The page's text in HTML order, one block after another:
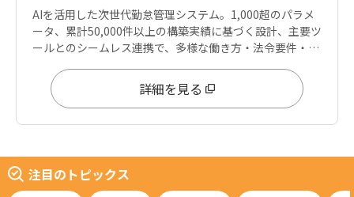
AIを活用した次世代勤怠管理システム。1,000超のパラメ
ータ、累計50,000件以上の構築実績に基づく設計、主要ツ
ールとのシームレス連携で、多様な働き方・法令要件・デ
詳細を見る
注目のトピックス